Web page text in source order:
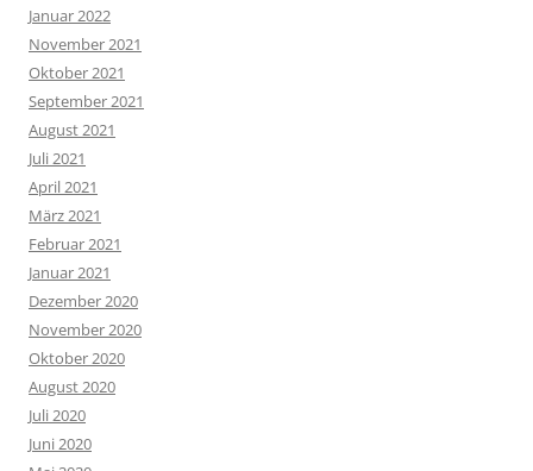
Januar 2022
November 2021
Oktober 2021
September 2021
August 2021
Juli 2021
April 2021
März 2021
Februar 2021
Januar 2021
Dezember 2020
November 2020
Oktober 2020
August 2020
Juli 2020
Juni 2020